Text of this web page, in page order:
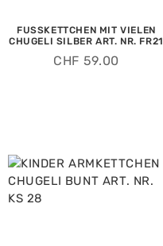
FUSSKETTCHEN MIT VIELEN
CHUGELI SILBER ART. NR. FR21
CHF 59.00